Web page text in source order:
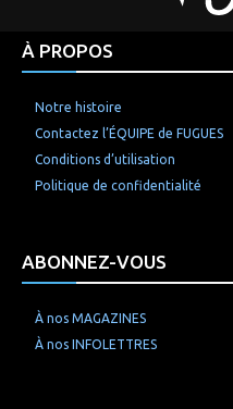
À PROPOS
Notre histoire
Contactez l’ÉQUIPE de FUGUES
Conditions d’utilisation
Politique de confidentialité
ABONNEZ-VOUS
À nos MAGAZINES
À nos INFOLETTRES